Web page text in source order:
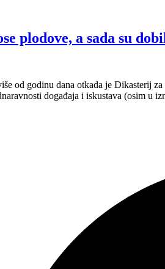
plodove, a sada su
od godinu dana otkada je Dikasterij
događaja i iskustava (osim u